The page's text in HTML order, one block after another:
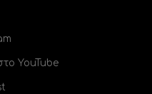
YouTube